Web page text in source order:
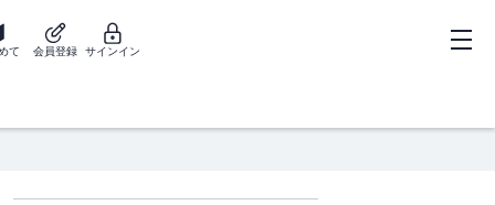
て 会員登録 サインイン